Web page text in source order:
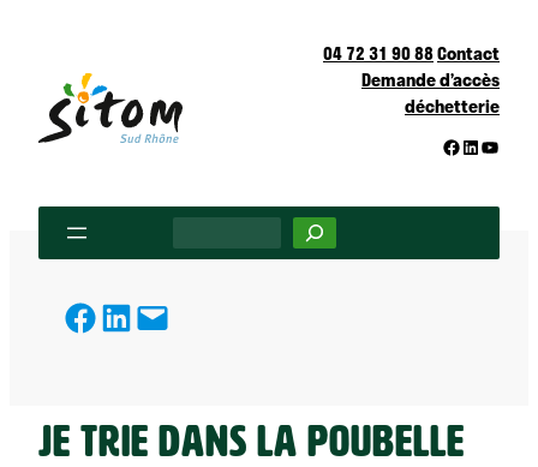
contenu
04 72 31 90 88Contact
Demande d’accès
déchetterie
Facebook
LinkedIn
partager
partager
partager
Je trie dans la poubelle